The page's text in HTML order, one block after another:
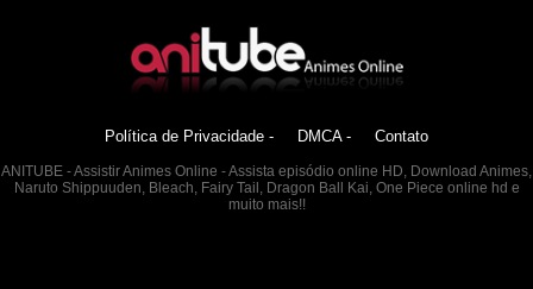
Política de Privacidade - DMCA - Contato
ANITUBE - Assistir Animes Online - Assista episódio online HD, Download Animes,
Naruto Shippuuden, Bleach, Fairy Tail, Dragon Ball Kai, One Piece online hd e
muito mais!!